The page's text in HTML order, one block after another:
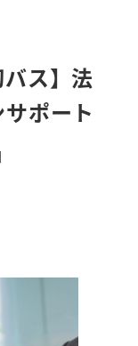
バス】法
ポート